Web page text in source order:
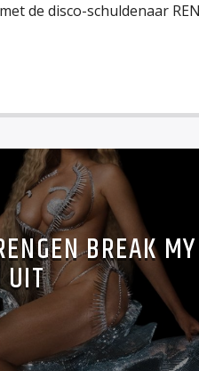
de disco-schuldenaar
BREAK
UIT